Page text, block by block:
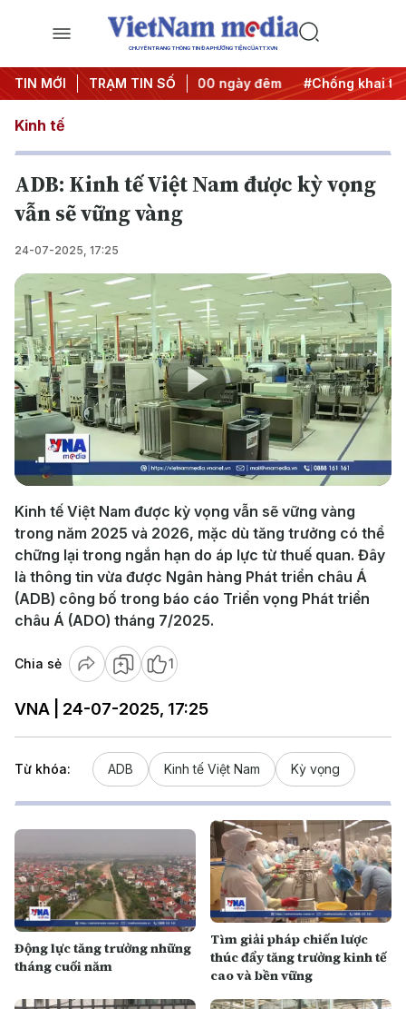
CHUYÊN TRANG THÔNG TIN ĐA PHƯƠNG TIỆN CỦA TTXVN
TIN MỚI TRẠM TIN SỐ
động #Chiến dịch 500 ngày đêm #Chống khai thác IUU
Kinh tế
ADB: Kinh tế Việt Nam được kỳ vọng
vẫn sẽ vững vàng
24-07-2025, 17:25
Play
Video
Kinh tế Việt Nam được kỳ vọng vẫn sẽ vững vàng
trong năm 2025 và 2026, mặc dù tăng trưởng có thể
chững lại trong ngắn hạn do áp lực từ thuế quan. Đây
là thông tin vừa được Ngân hàng Phát triển châu Á
(ADB) công bố trong báo cáo Triển vọng Phát triển
châu Á (ADO) tháng 7/2025.
Chia sẻ 1
VNA | 24-07-2025, 17:25
Từ khóa: ADB Kinh tế Việt Nam Kỳ vọng
Động lực tăng trưởng những
tháng cuối năm
Tìm giải pháp chiến lược
thúc đẩy tăng trưởng kinh tế
cao và bền vững